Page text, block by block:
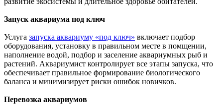
Запуск аквариума под ключ
Услуга запуска аквариуму «под ключ» включает подбор
оборудования, установку в правильном месте в помщении,
наполнение водой, подбор и заселение аквариумных рыб и
растений. Аквариумист контролирует все этапы запуска, что
обеспечивает правильное формирование биологического
баланса и минимизирует риски ошибок новичков.
Перевозка аквариумов